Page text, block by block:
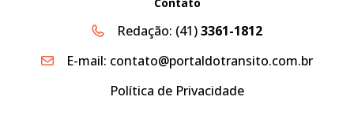
Redação: (41)3361-1812
E-mail: contato@portaldotransito.com.br
Política de Privacidade